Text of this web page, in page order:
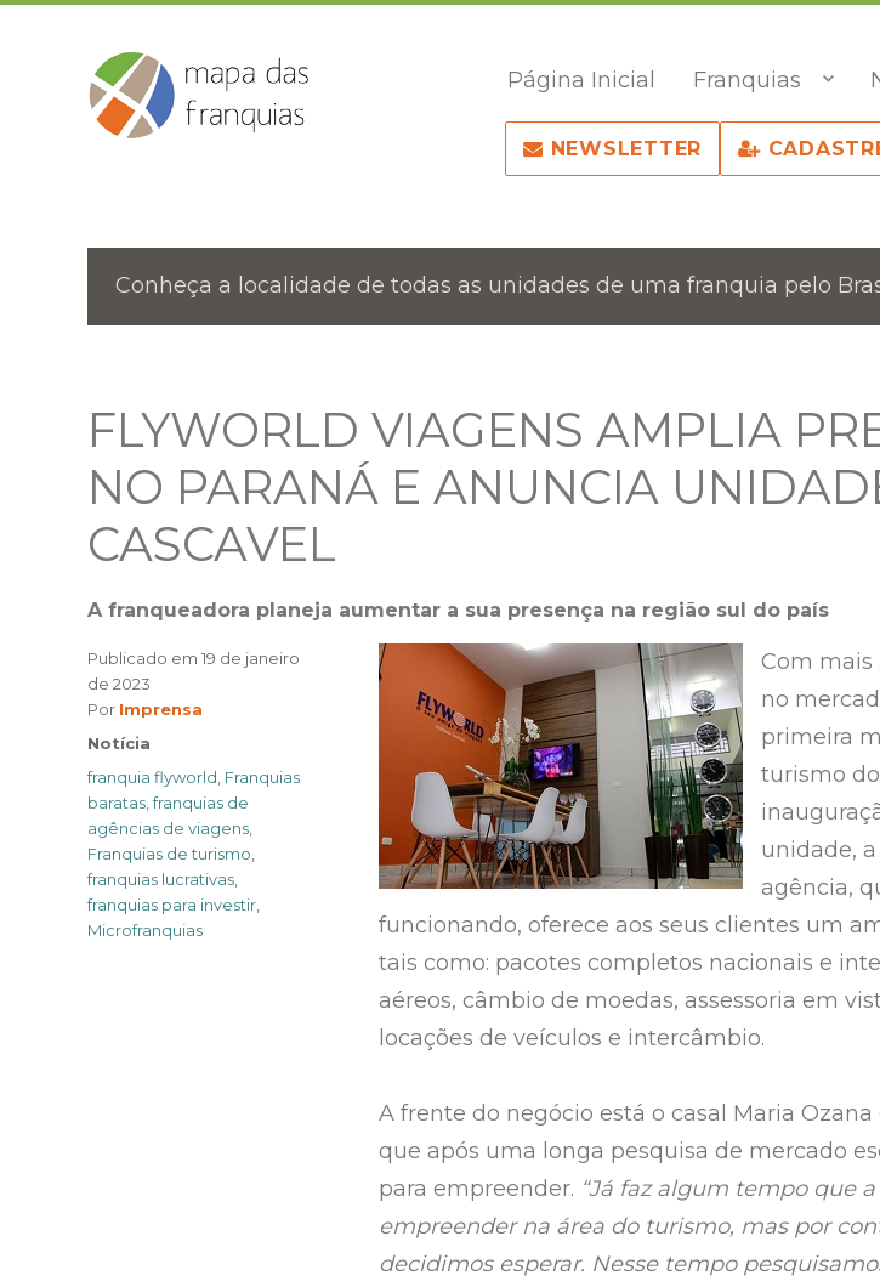
Página Inicial Franquias
NEWSLETTER
Conheça a localidade de todas as unidades de uma franquia pelo
FLYWORLD VIAGENS AMPLIA
NO PARANÁ E ANUNCIA
CASCAVEL
A franqueadora planeja aumentar a sua presença na região sul do país
Com mais
no
primeira
turismo
unidade,
agência,
funcionando, oferece aos seus clientes um
tais como: pacotes completos nacionais e
aéreos, câmbio de moedas, assessoria em
locações de veículos e intercâmbio.
A frente do negócio está o casal Maria
que após uma longa pesquisa de mercado
para empreender. “Já faz algum tempo que
empreender na área do turismo, mas por
decidimos esperar. Nesse tempo
Publicado em 19 de janeiro
de 2023
Por Author
Imprensa
Categories
Notícia
Tags
franquia flyworld Franquias
baratas ,franquias de
agências de viagens
Franquias de turismo
franquias lucrativas
franquias para investir
Microfranquias